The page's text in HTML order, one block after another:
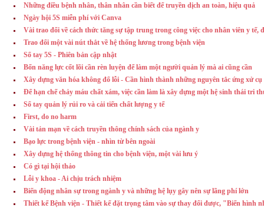
Những điều bệnh nhân, thân nhân cần biết để truyền dịch an toàn, hiệu quả
Ngày hội 5S miễn phí với Canva
Vài trao đổi về cách thức tăng sự tập trung trong công việc cho nhân viên y tế,
Trao đổi một vài nút thắt về hệ thống lương trong bệnh viện
Sổ tay 5S - Phiên bản cập nhật
Bốn năng lực cốt lõi cần rèn luyện để làm một người quản lý mà ai cũng cần
Xây dựng văn hóa không đổ lỗi - Cần hình thành những nguyên tắc ứng xử cụ
Để hạn chế chảy máu chất xám, việc cần làm là xây dựng một hệ sinh thái tri
Sổ tay quản lý rủi ro và cải tiến chất lượng y tế
First, do no harm
Vài tản mạn về cách truyền thông chính sách của ngành y
Bạo lực trong bệnh viện - nhìn từ bên ngoài
Xây dựng hệ thống thông tin cho bệnh viện, một vài lưu ý
Có gì tại hội thảo
Lỗi y khoa - Ai chịu trách nhiệm
Biến động nhân sự trong ngành y và những hệ lụy gây nên sự lãng phí lớn
Thiết kế Bệnh viện - Thiết kế đặt trọng tâm vào sự thay đổi được, "Biến hình